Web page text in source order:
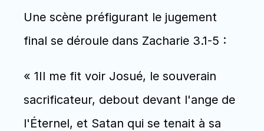
Une scène préfigurant le jugement
final se déroule dans Zacharie 3.1-5 :
« 1Il me fit voir Josué, le souverain
sacrificateur, debout devant l'ange de
l'Éternel, et Satan qui se tenait à sa